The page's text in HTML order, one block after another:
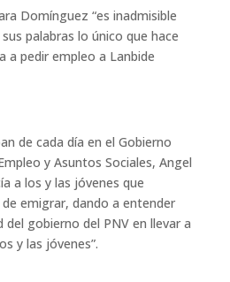
Domínguez “es inadmisible
palabras lo único que hace
a pedir empleo a Lanbide
de cada día en el Gobierno
y Asuntos Sociales, Angel
a los y las jóvenes que
emigrar, dando a entender
gobierno del PNV en llevar a
y las jóvenes”.